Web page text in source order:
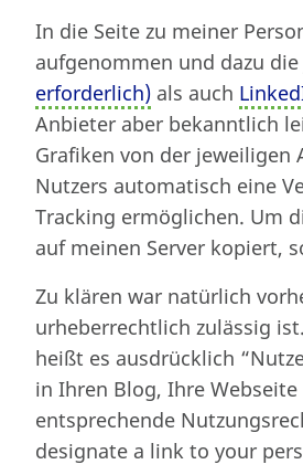
In die Seite zu meiner
aufgenommen und dazu
erforderlich) als auch
Anbieter aber bekanntlich
Grafiken von der jeweiligen
Nutzers automatisch eine
Tracking ermöglichen. Um
auf meinen Server kopiert,
Zu klären war natürlich
urheberrechtlich zulässig
heißt es ausdrücklich
in Ihren Blog, Ihre
entsprechende
designate a link to your